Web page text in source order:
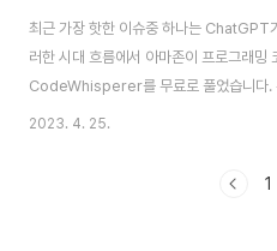
최근 가장 핫한 이슈중 하나는 ChatGPT
러한 시대 흐름에서 아마존이 프로그래밍
CodeWhisperer를 무료로 풀었습니다.
긴하지만 일반 개인 사용자의 경우 거의
직까지는 ChatGTP마냥 일반인들이 막
2023. 4. 25.
1